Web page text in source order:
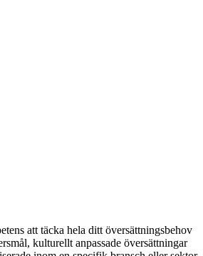
att täcka hela ditt översättningsbehov
kulturellt anpassade översättningar